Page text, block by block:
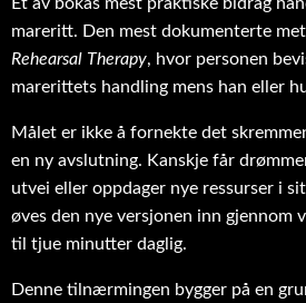
mareritt. Den mest dokumenterte
Rehearsal Therapy, hvor personen
marerittets handling mens han eller
Målet er ikke å fornekte det
en ny avslutning. Kanskje får
utvei eller oppdager nye ressurser i
øves den nye versjonen inn gjennom
til tjue minutter daglig.
Denne tilnærmingen bygger på en